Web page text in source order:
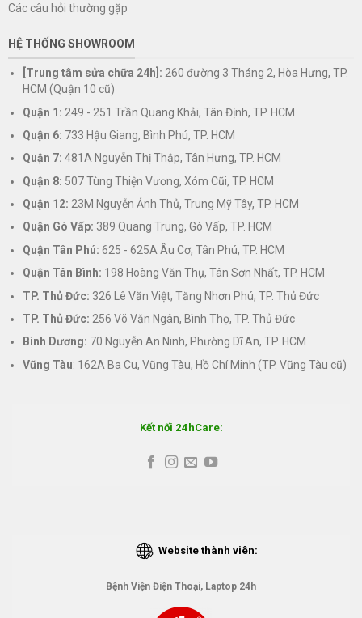
Các câu hỏi thường gặp
HỆ THỐNG SHOWROOM
[Trung tâm sửa chữa 24h]: 260 đường 3 Tháng 2, Hòa Hưng, TP.
HCM (Quận 10 cũ)
Quận 1: 249 - 251 Trần Quang Khải, Tân Định, TP. HCM
Quận 6: 733 Hậu Giang, Bình Phú, TP. HCM
Quận 7: 481A Nguyễn Thị Thập, Tân Hưng, TP. HCM
Quận 8: 507 Tùng Thiện Vương, Xóm Cũi, TP. HCM
Quận 12: 23M Nguyễn Ảnh Thủ, Trung Mỹ Tây, TP. HCM
Quận Gò Vấp: 389 Quang Trung, Gò Vấp, TP. HCM
Quận Tân Phú: 625 - 625A Âu Cơ, Tân Phú, TP. HCM
Quận Tân Bình: 198 Hoàng Văn Thụ, Tân Sơn Nhất, TP. HCM
TP. Thủ Đức: 326 Lê Văn Việt, Tăng Nhơn Phú, TP. Thủ Đức
TP. Thủ Đức: 256 Võ Văn Ngân, Bình Thọ, TP. Thủ Đức
Bình Dương: 70 Nguyễn An Ninh, Phường Dĩ An, TP. HCM
Vũng Tàu: 162A Ba Cu, Vũng Tàu, Hồ Chí Minh (TP. Vũng Tàu cũ)
Kết nối 24hCare:
Website thành viên:
Bệnh Viện Điện Thoại, Laptop 24h